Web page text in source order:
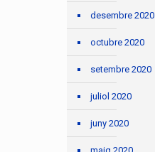
desembre 2020
octubre 2020
setembre 2020
juliol 2020
juny 2020